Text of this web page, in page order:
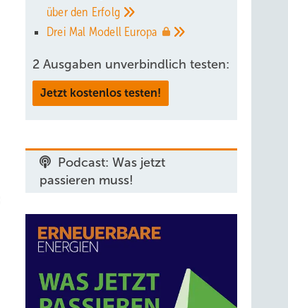
über den Erfolg
Drei Mal Modell Europa
2 Ausgaben unverbindlich testen:
Jetzt kostenlos testen!
Podcast: Was jetzt
passieren muss!